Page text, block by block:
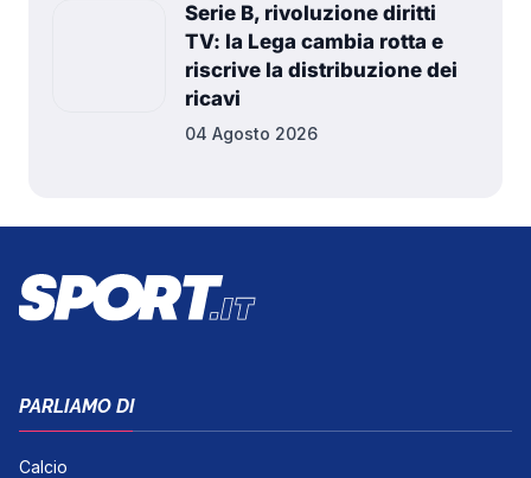
Serie B, rivoluzione diritti
TV: la Lega cambia rotta e
riscrive la distribuzione dei
ricavi
04 Agosto 2026
PARLIAMO DI
Calcio